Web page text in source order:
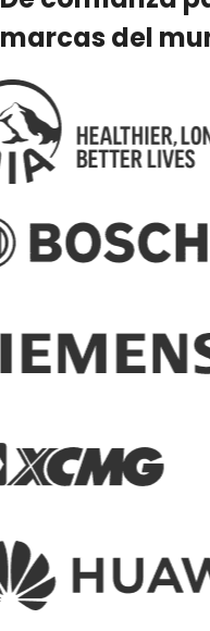
marcas del